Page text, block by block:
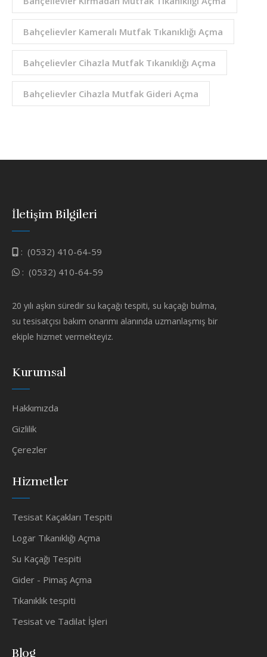
Bahçelievler Kameralı Mutfak Tıkanıklığı Açma
Bahçelievler Cihazla Mutfak Tıkanıklığı Açma
Bahçelievler Cihazla Mutfak Gideri Açma
İletişim Bilgileri
: (0532) 410-64-59
: (0532) 410-64-59
20 yılı aşkın süredir su kaçağı tespiti, su kaçağı bulma,
su tesisatçısı bakım onarımı alanında uzmanlaşmış bir
ekiple hizmet vermekteyiz.
Kurumsal
Hakkımızda
Gizlilik
Çerezler
Hizmetler
Tesisat Kaçakları Tespiti
Logar Tıkanıklığı Açma
Su Kaçağı Tespiti
Gider - Pimaş Açma
Tıkanıklık tespiti
Tesisat ve Tadilat İşleri
Blog